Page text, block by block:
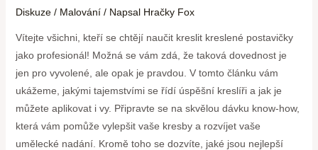
Diskuze / Malování/ Napsal Hračky Fox
Vítejte všichni, kteří se chtějí naučit kreslit kreslené postavičky
jako profesionál! Možná se vám zdá, že taková dovednost je
jen pro vyvolené, ale opak je pravdou. V tomto článku vám
ukážeme, jakými tajemstvími se řídí úspěšní kreslíři a jak je
můžete aplikovat i vy. Připravte se na skvělou dávku know-how,
která vám pomůže vylepšit vaše kresby a rozvíjet vaše
umělecké nadání. Kromě toho se dozvíte, jaké jsou nejlepší